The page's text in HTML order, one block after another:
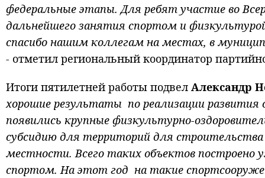
федеральные этапы. Для ребят участие во
дальнейшего занятия спортом и
спасибо нашим коллегам на местах, в
- отметил региональный координатор
Итоги пятилетней работы подвел Александр
хорошие результаты по реализации развития
появились крупные физкультурно-
субсидию для территорий для
местности. Всего таких объектов построено
спортом. На этот год на такие